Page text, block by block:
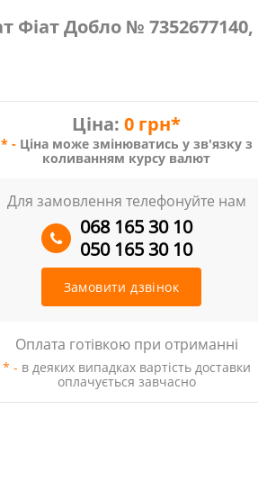
Фіат Добло № 7352677140,
Ціна: 0 грн*
* - Ціна може змінюватись у зв'язку з
коливанням курсу валют
Для замовлення телефонуйте нам
068 165 30 10
050 165 30 10
Замовити дзвінок
Оплата готівкою при отриманні
* - в деяких випадках вартість доставки
оплачується завчасно